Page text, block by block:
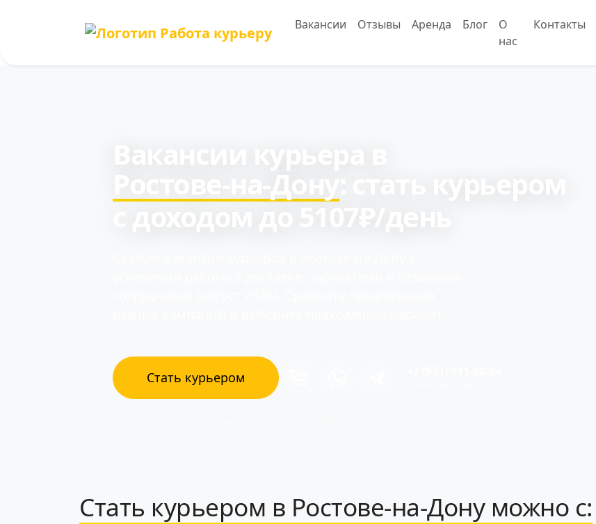
Вакансии Отзывы Аренда Блог
О
нас
Контакты
Стать курьером
Стать курьером в Ростове-на-Дону можно с: